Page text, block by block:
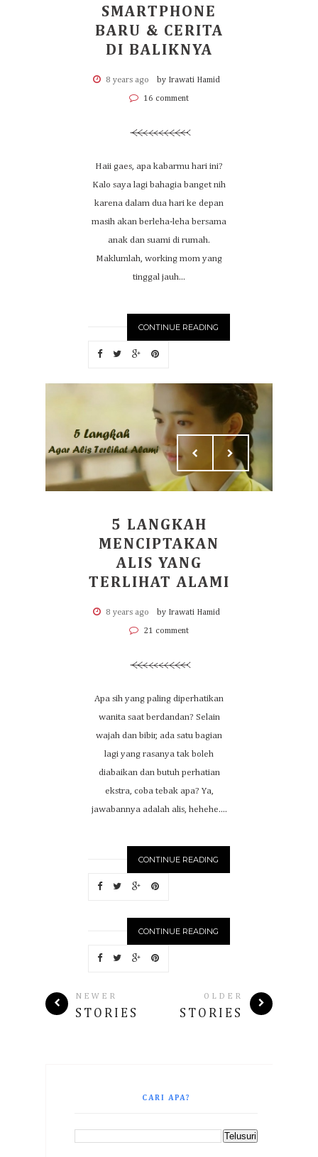
SMARTPHONE
BARU & CERITA
DI BALIKNYA
8 years ago by Irawati Hamid
16 comment
Haii gaes, apa kabarmu hari ini?
Kalo saya lagi bahagia banget nih
karena dalam dua hari ke depan
masih akan berleha-leha bersama
anak dan suami di rumah.
Maklumlah, working mom yang
tinggal jauh...
CONTINUE READING
5 LANGKAH
MENCIPTAKAN
ALIS YANG
TERLIHAT ALAMI
8 years ago by Irawati Hamid
21 comment
Apa sih yang paling diperhatikan
wanita saat berdandan? Selain
wajah dan bibir, ada satu bagian
lagi yang rasanya tak boleh
diabaikan dan butuh perhatian
ekstra, coba tebak apa? Ya,
jawabannya adalah alis, hehehe....
CONTINUE READING
CONTINUE READING
NEWER
STORIES
OLDER
STORIES
CARI APA?